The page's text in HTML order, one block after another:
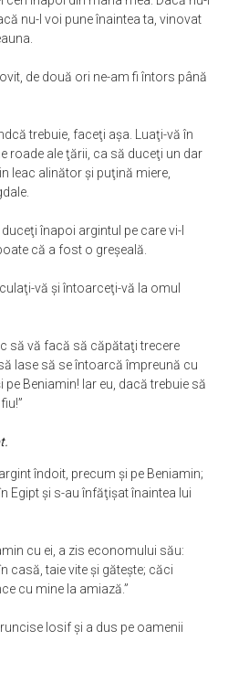
nu-l voi pune înaintea ta, vinovat
de două ori ne-am fi întors până
trebuie, faceţi aşa. Luaţi-vă în
roade ale ţării, ca să duceţi un dar
leac alinător şi puţină miere,
înapoi argintul pe care vi-l
că a fost o greşeală.
vă şi întoarceţi-vă la omul
să vă facă să căpătaţi trecere
lase să se întoarcă împreună cu
Beniamin! Iar eu, dacă trebuie să
îndoit, precum şi pe Beniamin;
Egipt şi s-au înfăţişat înaintea lui
cu ei, a zis economului său:
casă, taie vite şi găteşte; căci
cu mine la amiază.”
Iosif şi a dus pe oamenii